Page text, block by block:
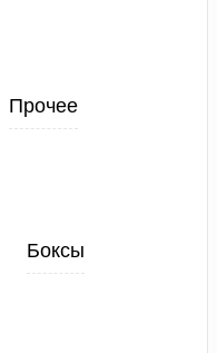
Прочее
Боксы